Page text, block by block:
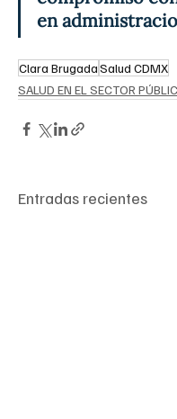
en
Clara BrugadaSalud CDMX
SALUD EN EL SECTOR
Entradas recientes